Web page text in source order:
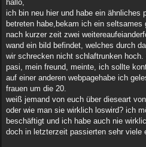
hallo,
ich bin neu hier und habe ein
betreten habe,bekam ich ein
nach kurzer zeit zwei
wand ein bild befindet, welches durch
wir schrecken nicht schlaftrunken
pasi, mein freund, meinte, ich sollte
auf einer anderen webpagehabe ich
frauen um die 20.
weiß jemand von euch über dieseart
oder wie man sie wirklich loswird? ich
beschäftigt und ich habe auch nie
doch in letzterzeit passierten sehr viele